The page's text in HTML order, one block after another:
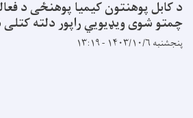
د کابل پوهنتون کیمیا پوهنځی د
چمتو شوی ویډیویي راپور دلته
پنجشنبه ۱۴۰۳/۱۰/۶ - ۱۳:۱۹